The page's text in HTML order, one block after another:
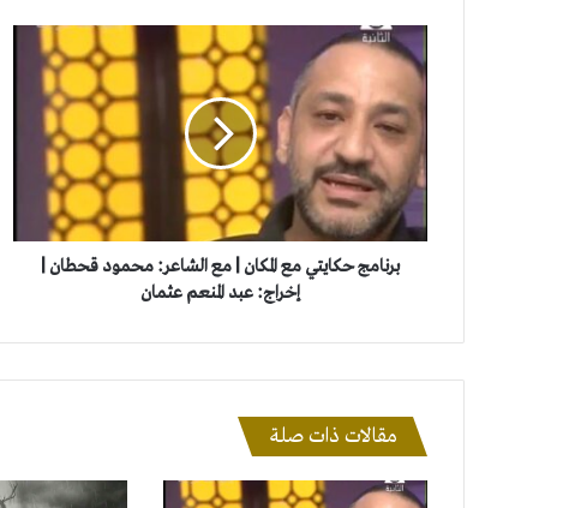
برنامج
حكايتي
مع
المكان
مع
الشاعر:
محمود
قحطان
المنعم
برنامج حكايتي مع المكان | مع الشاعر: محمود قحطان |
إخراج: عبد المنعم عثمان
مقالات ذات صلة